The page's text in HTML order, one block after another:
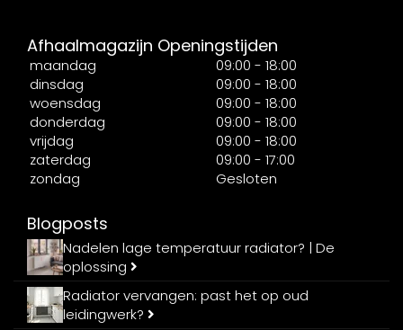
Afhaalmagazijn Openingstijden
maandag
09:00 - 18:00
dinsdag
09:00 - 18:00
woensdag
09:00 - 18:00
donderdag
09:00 - 18:00
vrijdag
09:00 - 18:00
zaterdag
09:00 - 17:00
zondag
Gesloten
Blogposts
Nadelen lage temperatuur radiator? | De
oplossing
Radiator vervangen: past het op oud
leidingwerk?